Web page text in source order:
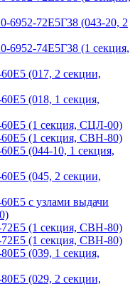
6952-72Е5Г38 (043-20, 2
6952-74Е5Г38 (1 секция,
(017, 2 секции,
(018, 1 секция,
(1 секция, СЦЛ-00)
(1 секция, СВН-80)
(044-10, 1 секция,
(045, 2 секции,
с узлами выдачи
(1 секция, СВН-80)
(1 секция, СВН-80)
(039, 1 секция,
(029, 2 секции,